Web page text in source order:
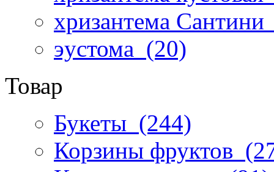
хризантема Сантини
эустома (20)
Товар
Букеты (244)
Корзины фруктов